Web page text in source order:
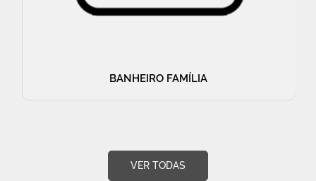
BANHEIRO FAMÍLIA
VER TODAS